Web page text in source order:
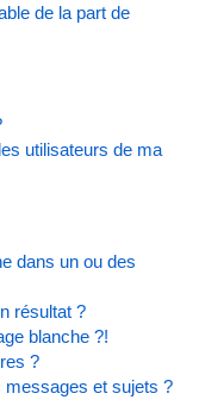
de la part de
utilisateurs de ma
dans un ou des
résultat ?
blanche ?!
?
et sujets ?